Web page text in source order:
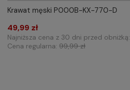
Krawat męski P000B-KX-770-D
49,99 zł
Najniższa cena z 30 dni przed obniżką:
Cena regularna: 99,99 zł